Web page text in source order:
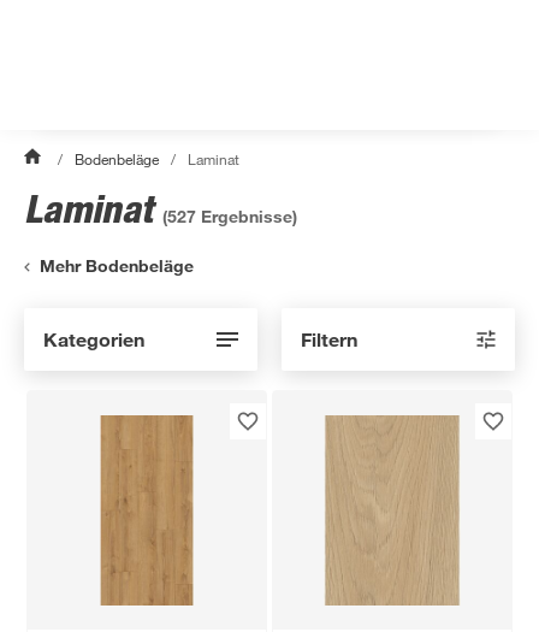
/ Bodenbeläge / Laminat
Laminat (527 Ergebnisse)
Mehr Bodenbeläge
Kategorien Filtern